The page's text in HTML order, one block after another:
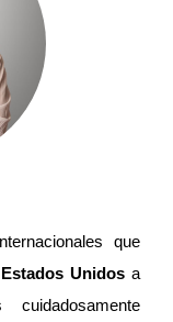
para
no
el
la
que
Unidos a